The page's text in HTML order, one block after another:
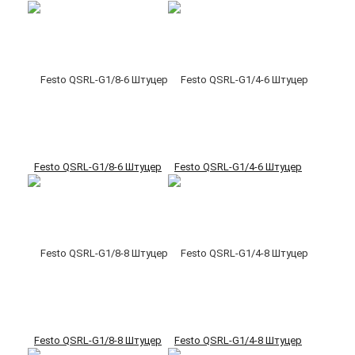
Festo QSRL-G1/8-6 Штуцер Festo QSRL-G1/4-6 Штуцер
Festo QSRL-G1/8-8 Штуцер Festo QSRL-G1/4-8 Штуцер